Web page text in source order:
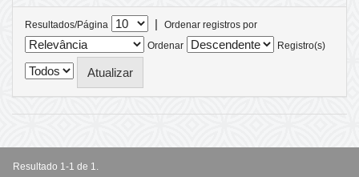
Resultados/Página |
Ordenar registros por
Ordenar
Registro(s)
Resultado 1-1 de 1.